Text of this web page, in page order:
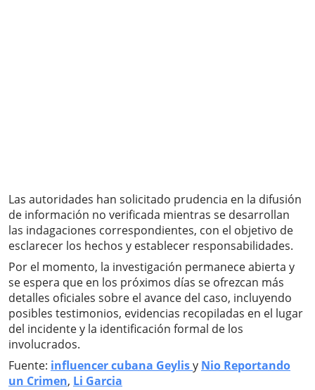
Las autoridades han solicitado prudencia en la difusión
de información no verificada mientras se desarrollan
las indagaciones correspondientes, con el objetivo de
esclarecer los hechos y establecer responsabilidades.
Por el momento, la investigación permanece abierta y
se espera que en los próximos días se ofrezcan más
detalles oficiales sobre el avance del caso, incluyendo
posibles testimonios, evidencias recopiladas en el lugar
del incidente y la identificación formal de los
involucrados.
Fuente: influencer cubana Geylisy Nio Reportando
un Crimen, Li Garcia